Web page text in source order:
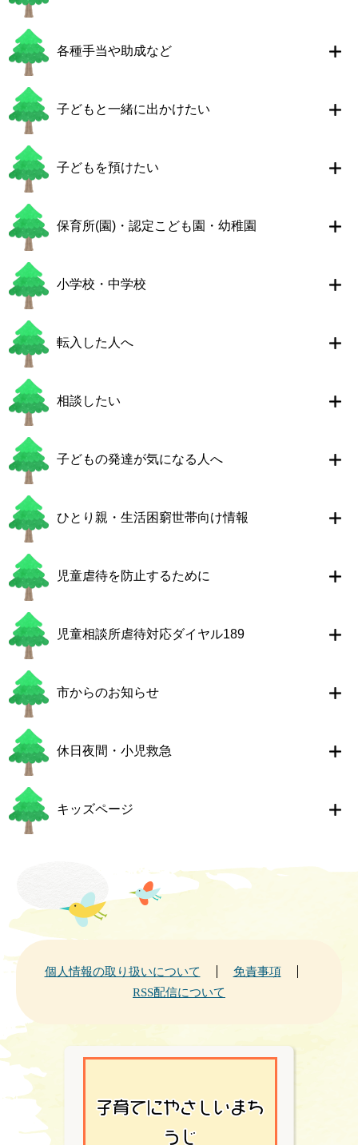
各種手当や助成など
子どもと一緒に出かけたい
子どもを預けたい
保育所(園)・認定こども園・幼稚園
小学校・中学校
転入した人へ
相談したい
子どもの発達が気になる人へ
ひとり親・生活困窮世帯向け情報
児童虐待を防止するために
児童相談所虐待対応ダイヤル189
市からのお知らせ
休日夜間・小児救急
キッズページ
個人情報の取り扱いについて
免責事項
RSS配信について